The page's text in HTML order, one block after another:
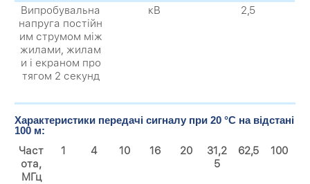
Випробувальна
напруга постійн
им струмом між
жилами, жилам
и і екраном про
тягом 2 секунд
кВ 2,5
Характеристики передачі сигналу при 20 °C на відстані
100 м:
Част
ота,
МГц
1 4 10 16 20
31,2
5
62,5 100